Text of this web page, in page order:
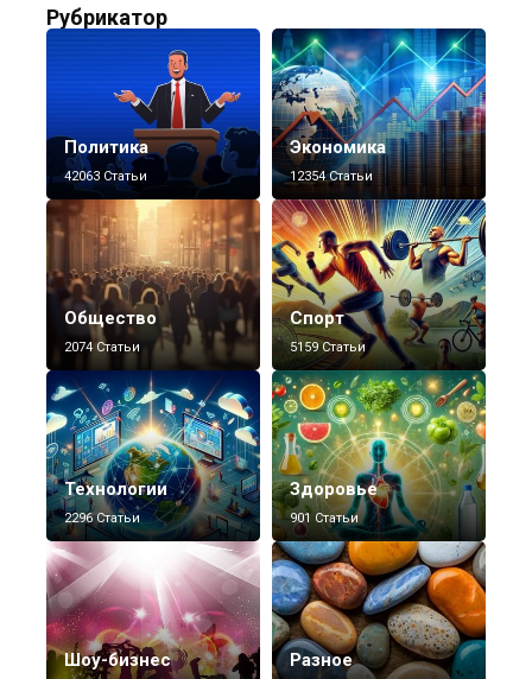
Рубрикатор
Политика
42063 Статьи
Экономика
12354 Статьи
Общество
2074 Статьи
Спорт
5159 Статьи
Технологии
2296 Статьи
Здоровье
901 Статьи
Шоу-бизнес Разное